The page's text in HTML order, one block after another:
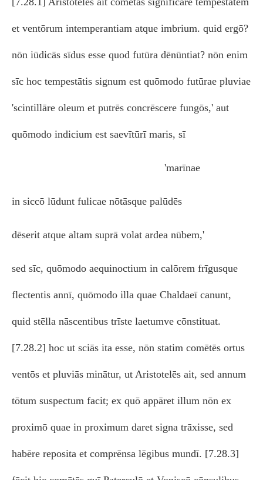
et ventōrum intemperantiam atque imbrium. quid ergō?
nōn iūdicās sīdus esse quod futūra dēnūntiat? nōn enim
sīc hoc tempestātis signum est quōmodo futūrae pluviae
'scintillāre oleum et putrēs concrēscere fungōs,' aut
quōmodo indicium est saevītūrī maris, sī
'marīnae
in siccō lūdunt fulicae nōtāsque palūdēs
dēserit atque altam suprā volat ardea nūbem,'
sed sīc, quōmodo aequinoctium in calōrem frīgusque
flectentis annī, quōmodo illa quae Chaldaeī canunt,
quid stēlla nāscentibus trīste laetumve cōnstituat.
[7.28.2] hoc ut sciās ita esse, nōn statim comētēs ortus
ventōs et pluviās minātur, ut Aristotelēs ait, sed annum
tōtum suspectum facit; ex quō appāret illum nōn ex
proximō quae in proximum daret signa trāxisse, sed
habēre reposita et comprēnsa lēgibus mundī. [7.28.3]